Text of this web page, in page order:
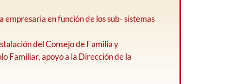
en función de los sub- sistemas
del Consejo de Familia y
Familiar, apoyo a la Dirección de la